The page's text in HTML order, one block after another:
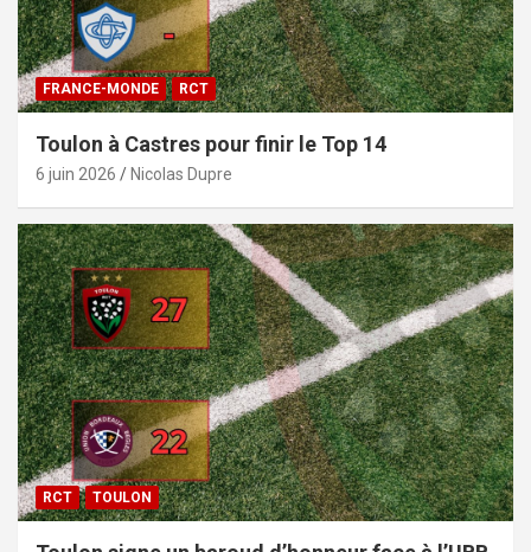
FRANCE-MONDE RCT
Toulon à Castres pour finir le Top 14
6 juin 2026 Nicolas Dupre
RCT TOULON